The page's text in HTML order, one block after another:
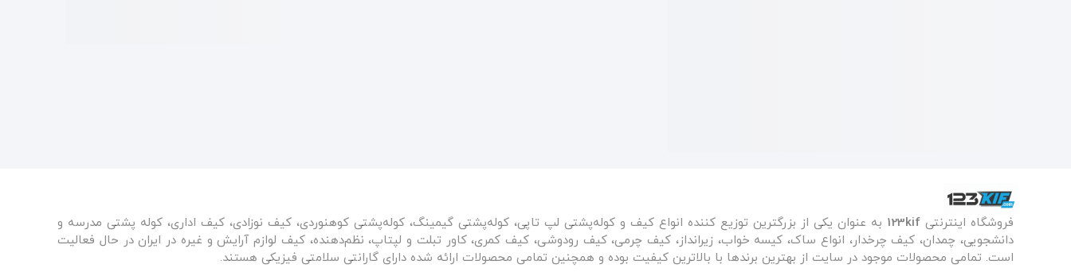
فروشگاه اینترنتی123kif به عنوان یکی از بزرگترین توزیع کننده انواع کیف و کوله‌پشتی لپ تاپی، کوله‌پشتی گیمینگ، کوله‌پشتی کوهنوردی، کیف نوزادی، کیف اداری، کوله پشتی مدرسه و
دانشجویی، چمدان، کیف چرخدار، انواع ساک، کیسه خواب، زیرانداز، کیف چرمی، کیف رودوشی، کیف کمری، کاور تبلت و لپتاپ، نظم‌دهنده، کیف لوازم آرایش و غیره در ایران در حال فعالیت
است. تمامی محصولات موجود در سایت از بهترین برندها با بالاترین کیفیت بوده و همچنین تمامی محصولات ارائه شده دارای گارانتی سلامتی فیزیکی هستند.